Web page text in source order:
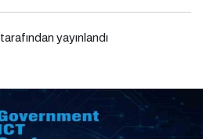
tarafından yayınlandı